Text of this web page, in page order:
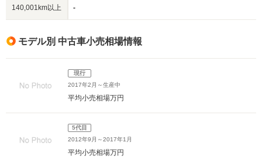
140,001km以上 -
モデル別 中古車小売相場情報
現行
2017年2月～生産中
平均小売相場万円
5代目
2012年9月～2017年1月
平均小売相場万円